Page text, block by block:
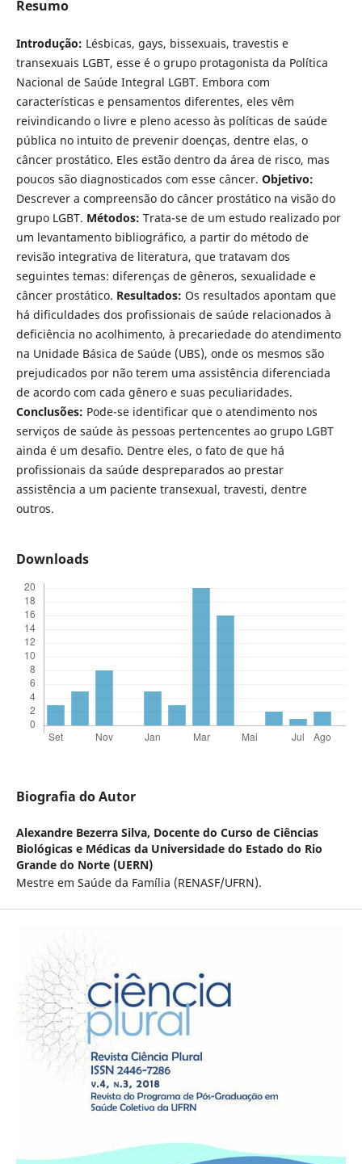
Resumo
Introdução: Lésbicas, gays, bissexuais, travestis e
transexuais LGBT, esse é o grupo protagonista da Política
Nacional de Saúde Integral LGBT. Embora com
características e pensamentos diferentes, eles vêm
reivindicando o livre e pleno acesso às políticas de saúde
pública no intuito de prevenir doenças, dentre elas, o
câncer prostático. Eles estão dentro da área de risco, mas
poucos são diagnosticados com esse câncer. Objetivo:
Descrever a compreensão do câncer prostático na visão do
grupo LGBT. Métodos: Trata-se de um estudo realizado por
um levantamento bibliográfico, a partir do método de
revisão integrativa de literatura, que tratavam dos
seguintes temas: diferenças de gêneros, sexualidade e
câncer prostático. Resultados: Os resultados apontam que
há dificuldades dos profissionais de saúde relacionados à
deficiência no acolhimento, à precariedade do atendimento
na Unidade Básica de Saúde (UBS), onde os mesmos são
prejudicados por não terem uma assistência diferenciada
de acordo com cada gênero e suas peculiaridades.
Conclusões: Pode-se identificar que o atendimento nos
serviços de saúde às pessoas pertencentes ao grupo LGBT
ainda é um desafio. Dentre eles, o fato de que há
profissionais da saúde despreparados ao prestar
assistência a um paciente transexual, travesti, dentre
outros.
Downloads
Biografia do Autor
Alexandre Bezerra Silva, Docente do Curso de Ciências
Biológicas e Médicas da Universidade do Estado do Rio
Grande do Norte (UERN)
Mestre em Saúde da Família (RENASF/UFRN).